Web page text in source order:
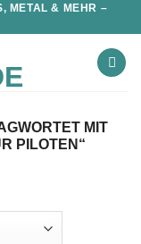
METAL & MEHR –
MIT
PILOTEN“